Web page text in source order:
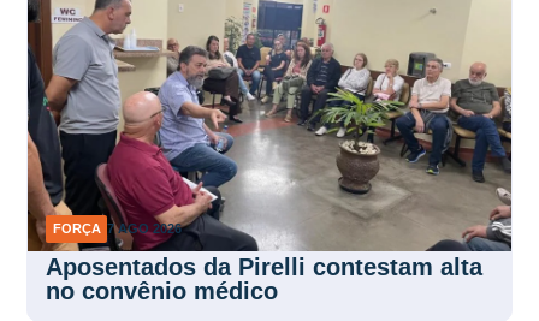
FORÇA 7 AGO 2026
Aposentados da Pirelli contestam alta
no convênio médico